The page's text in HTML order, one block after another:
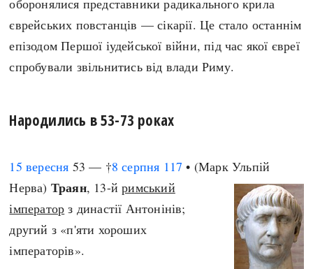
оборонялися представники радикального крила
єврейських повстанців — сікарії. Це стало останнім
епізодом Першої іудейської війни, під час якої євреї
спробували звільнитись від влади Риму.
Народились в 53-73 роках
15 вересня 53 — †8 серпня 117 • (Марк Ульпій
Нерва) Траян, 13-йримський
імператор з династії Антонінів;
другий з «п'яти хороших
імператорів».